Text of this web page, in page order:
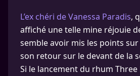
L’ex chéri de Vanessa Paradis,
affiché une telle mine réjouie
semble avoir mis les points
son retour sur le devant de la
Si le lancement du rhum